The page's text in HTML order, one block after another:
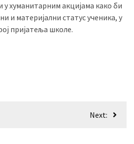
у хуманитарним акцијама како би
и материјални статус ученика, у
пријатеља школе.
Next: